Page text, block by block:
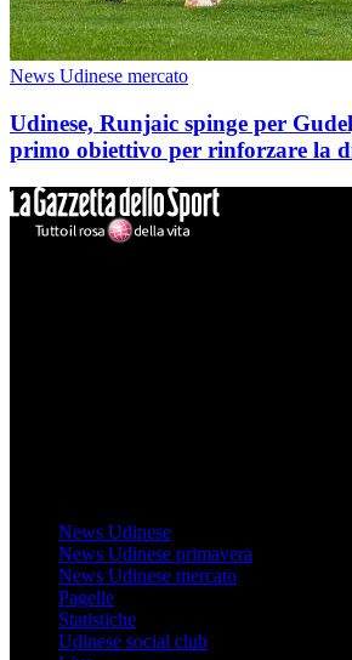
News Udinese mercato
Udinese, Runjaic spinge per
primo obiettivo per rinforzare la
News Udinese
News Udinese primavera
News Udinese mercato
Pagelle
Statistiche
Udinese social club